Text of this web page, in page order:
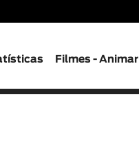
Filmes - Animar